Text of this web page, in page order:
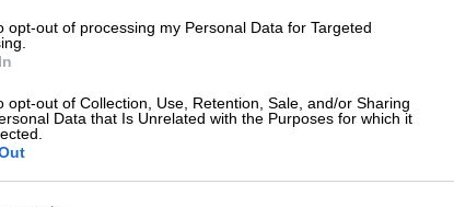
opt-out of processing my Personal Data for Targeted
opt-out of Collection, Use, Retention, Sale, and/or Sharing
Data that Is Unrelated with the Purposes for which it
από σήμερα 07/02 στο wind.gr, στα
έχουν τη δυνατότητα να κάνουν
Galaxy A52s 5G 128GB & A12
προσφορά έχει διάρκεια μέχρι
και σταθερής, στα προγράμματα WIND
Unlimited στα €64 /μήνα. Το WIND ONE
συνδυασμό προγραμμάτων